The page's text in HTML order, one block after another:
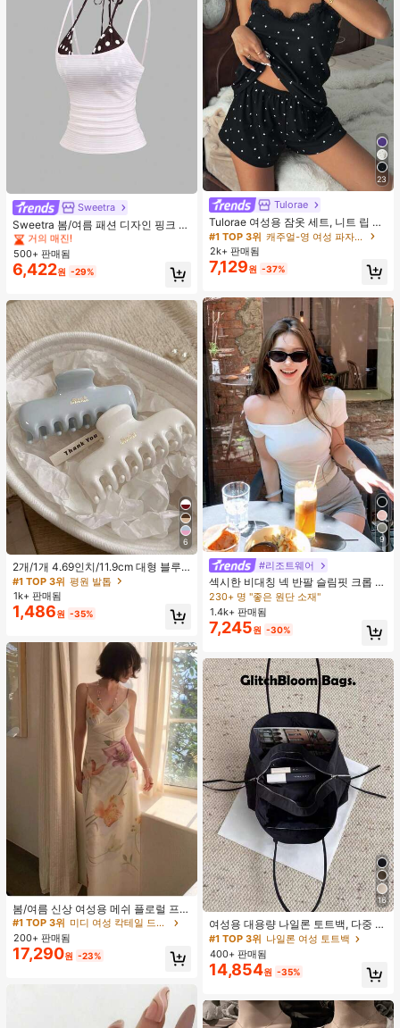
Sweetra
Sweetra 봄/여름 패션 디자인 핑크 스
트라이프 브라운 폴카 도트 스파게티
스트랩 2 In 1 스위트 걸리시 비치 로
맨틱 휴가 스타일 여성용 캐미 탱크 탑
#4 TOP 3위
에서 쁘띠 스타일 여성 상의, 블라우스 & 티
거의 매진!
#4 TOP 3위
에서 쁘띠 스타일 여성 상의, 블라우스 & 티
거의 매진!
#4 TOP 3위
에서 쁘띠 스타일 여성 상의, 블라우스 & 티
거의 매진!
#4 TOP 3위
거의 매진!
500+ 판매됨
6,422원 -29%
6
2개/1개 4.69인치/11.9cm 대형 블루
& 화이트 1피스 플라스틱 헤어 클로
클립, 데일리 웨어, 캐주얼, 파티, 출퇴
근, 휴가, 헤어스타일링, 메이크업, 의
상 매칭 비치 헤어 클립 바캉스 헤어
하며 우아하고 미니멀한 단색 헤어 액
세서리
#1 TOP 3위 평원 발톱
1k+ 판매됨
1,486원 -35%
봄/여름 신상 여성용 메쉬 플로럴 프린
트 드레스, 브이넥, 휴가 스타일, 섹시
한 비치 파티 댄스 드레스, 스파게티
스트랩 웨딩 가을
#1 TOP 3위
재고 4개 남음
#1 TOP 3위
미디 여성 칵테일 드레스
재고 4개 남음
#1 TOP 3위
미디 여성 칵테일 드레스
재고 4개 남음
#1 TOP 3위
200+ 판매됨
17,290원 -23%
23
Tulorae
Tulorae 여성용 잠옷 세트, 니트 립 원
단, 하트 프린트 대비 레이스 트림, 로
맨틱 달콤 귀여운 섹시 캐미솔 & 반바
지 베이비돌 잠옷 세트 투피스 나이트
세트 섹시 잠옷 세트 여성용 잠옷 롬퍼
트 잠옷 세트 잠옷 반바지 세트 투피스
잠옷 세트 여성용 여름 세트 도트 반바
지 세트 여성용 잠옷 세트 반바지 잠옷
세트 여성용 투피스 여름 라운지 세트
#1 TOP 3위
캐주얼-영 여성 파자마 세트
2k+ 판매됨
7,129원 -37%
9
#리조트웨어
섹시한 비대칭 넥 반팔 슬림핏 크롭 탑
화이트 여름
230+ 명 "좋은 원단 소재"
1.4k+ 판매됨
7,245원 -30%
16
여성용 대용량 나일론 토트백, 다중 지
퍼 포켓, 방수 숄더 핸드백, 사무실 노
트북, 일상 출퇴근, 쇼핑에 적합
#1 TOP 3위 나일론 여성 토트백
400+ 판매됨
14,854원 -35%